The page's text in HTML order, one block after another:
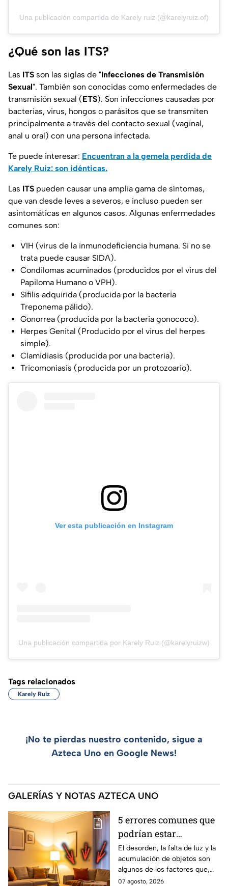
Una publicación compartida de Karely ruiz (@karelyruiz.of)
¿Qué son las ITS?
Las ITS son las siglas de "Infecciones de Transmisión
Sexual". También son conocidas como enfermedades de
transmisión sexual (ETS). Son infecciones causadas por
bacterias, virus, hongos o parásitos que se transmiten
principalmente a través del contacto sexual (vaginal,
anal u oral) con una persona infectada.
Te puede interesar: Encuentran a la gemela perdida de
Karely Ruiz: son idénticas.
Las ITS pueden causar una amplia gama de síntomas,
que van desde leves a severos, e incluso pueden ser
asintomáticas en algunos casos. Algunas enfermedades
comunes son:
VIH (virus de la inmunodeficiencia humana. Si no se
trata puede causar SIDA).
Condilomas acuminados (producidos por el virus del
Papiloma Humano o VPH).
Sífilis adquirida (producida por la bacteria
Treponema pálido).
Gonorrea (producida por la bacteria gonococo).
Herpes Genital (Producido por el virus del herpes
simple).
Clamidiasis (producida por una bacteria).
Tricomoniasis (producida por un protozoario).
Ver esta publicación en Instagram
Una publicación compartida por Karely Ruiz (@karelyruizw)
Tags relacionados
Karely Ruiz
¡No te pierdas nuestro contenido, sigue a
Azteca Uno en Google News!
GALERÍAS Y NOTAS AZTECA UNO
5 errores comunes que
podrían estar
afectando la energía de
un hogar
El desorden, la falta de luz y la
acumulación de objetos son
algunos de los factores que,
según el Feng Shui y los
07 agosto, 2026